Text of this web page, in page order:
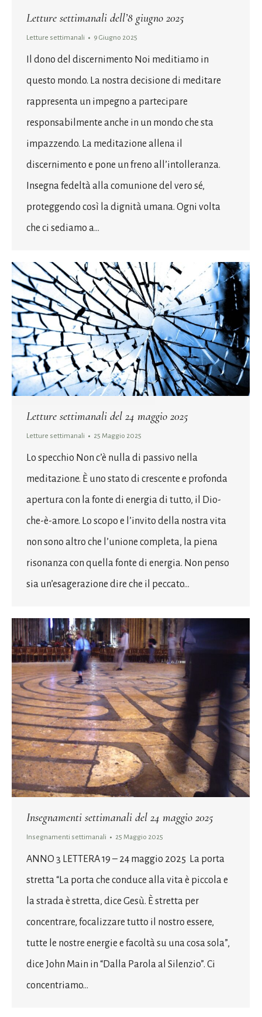
Letture settimanali dell’8 giugno 2025
Letture settimanali 9 Giugno 2025
Il dono del discernimento Noi meditiamo in
questo mondo. La nostra decisione di meditare
rappresenta un impegno a partecipare
responsabilmente anche in un mondo che sta
impazzendo. La meditazione allena il
discernimento e pone un freno all’intolleranza.
Insegna fedeltà alla comunione del vero sé,
proteggendo così la dignità umana. Ogni volta
che ci sediamo a…
Letture settimanali del 24 maggio 2025
Letture settimanali 25 Maggio 2025
Lo specchio Non c’è nulla di passivo nella
meditazione. È uno stato di crescente e profonda
apertura con la fonte di energia di tutto, il Dio-
che-è-amore. Lo scopo e l’invito della nostra vita
non sono altro che l’unione completa, la piena
risonanza con quella fonte di energia. Non penso
sia un’esagerazione dire che il peccato…
Insegnamenti settimanali del 24 maggio 2025
Insegnamenti settimanali 25 Maggio 2025
ANNO 3 LETTERA 19 – 24 maggio 2025 La porta
stretta “La porta che conduce alla vita è piccola e
la strada è stretta, dice Gesù. È stretta per
concentrare, focalizzare tutto il nostro essere,
tutte le nostre energie e facoltà su una cosa sola”,
dice John Main in “Dalla Parola al Silenzio”. Ci
concentriamo…